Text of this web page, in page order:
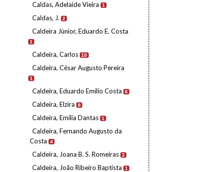
Caldas, Adelaide Vieira 1
Caldas, J. 2
Caldeira Júnior, Eduardo E. Costa
1
Caldeira, Carlos 10
Caldeira, César Augusto Pereira
1
Caldeira, Eduardo Emílio Costa 6
Caldeira, Elzira 8
Caldeira, Emília Dantas 1
Caldeira, Fernando Augusto da
Costa
4
Caldeira, Joana B. S. Romeiras 2
Caldeira, João Ribeiro Baptista 1